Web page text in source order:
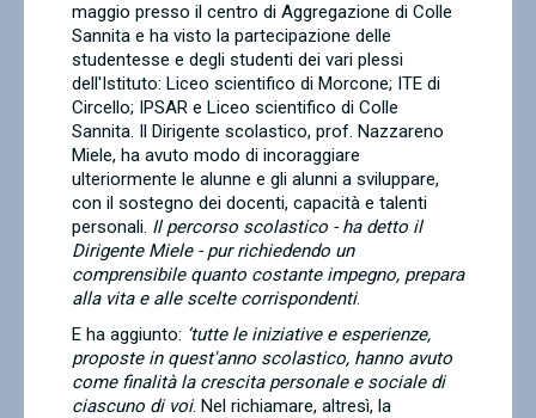
maggio presso il centro di Aggregazione di Colle
Sannita e ha visto la partecipazione delle
studentesse e degli studenti dei vari plessi
dell'Istituto: Liceo scientifico di Morcone; ITE di
Circello; IPSAR e Liceo scientifico di Colle
Sannita. Il Dirigente scolastico, prof. Nazzareno
Miele, ha avuto modo di incoraggiare
ulteriormente le alunne e gli alunni a sviluppare,
con il sostegno dei docenti, capacità e talenti
personali. Il percorso scolastico - ha detto il
Dirigente Miele - pur richiedendo un
comprensibile quanto costante impegno, prepara
alla vita e alle scelte corrispondenti.
E ha aggiunto: ‘tutte le iniziative e esperienze,
proposte in quest'anno scolastico, hanno avuto
come finalità la crescita personale e sociale di
ciascuno di voi. Nel richiamare, altresì, la